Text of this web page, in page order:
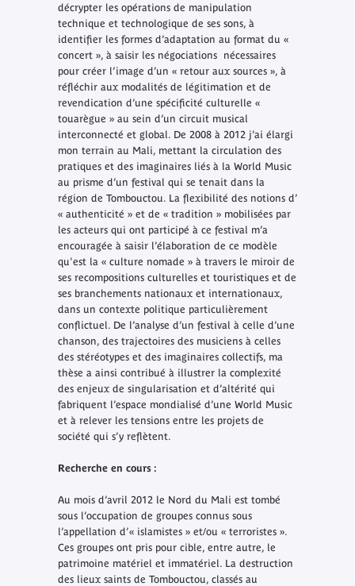
décrypter les opérations de manipulation
technique et technologique de ses sons, à
identifier les formes d’adaptation au format du «
concert », à saisir les négociations nécessaires
pour créer l’image d’un « retour aux sources », à
réfléchir aux modalités de légitimation et de
revendication d’une spécificité culturelle «
touarègue » au sein d’un circuit musical
interconnecté et global. De 2008 à 2012 j’ai élargi
mon terrain au Mali, mettant la circulation des
pratiques et des imaginaires liés à la World Music
au prisme d’un festival qui se tenait dans la
région de Tombouctou. La flexibilité des notions d’
« authenticité » et de « tradition » mobilisées par
les acteurs qui ont participé à ce festival m’a
encouragée à saisir l’élaboration de ce modèle
qu'est la « culture nomade » à travers le miroir de
ses recompositions culturelles et touristiques et de
ses branchements nationaux et internationaux,
dans un contexte politique particulièrement
conflictuel. De l’analyse d’un festival à celle d’une
chanson, des trajectoires des musiciens à celles
des stéréotypes et des imaginaires collectifs, ma
thèse a ainsi contribué à illustrer la complexité
des enjeux de singularisation et d’altérité qui
fabriquent l’espace mondialisé d’une World Music
et à relever les tensions entre les projets de
société qui s’y reflètent.
Recherche en cours :
Au mois d’avril 2012 le Nord du Mali est tombé
sous l’occupation de groupes connus sous
l’appellation d’« islamistes » et/ou « terroristes ».
Ces groupes ont pris pour cible, entre autre, le
patrimoine matériel et immatériel. La destruction
des lieux saints de Tombouctou, classés au